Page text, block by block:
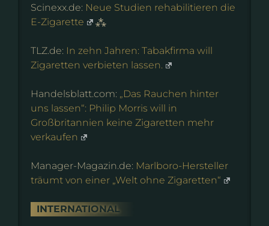
Scinexx.de: Neue Studien rehabilitieren die
E-Zigarette
⁂
TLZ.de: In zehn Jahren: Tabakfirma will
Zigaretten verbieten lassen.
Handelsblatt.com: „Das Rauchen hinter
uns lassen“: Philip Morris will in
Großbritannien keine Zigaretten mehr
verkaufen
Manager-Magazin.de: Marlboro-Hersteller
träumt von einer „Welt ohne Zigaretten“
INTERNATIONAL